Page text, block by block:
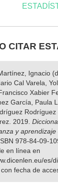
CITAR
Ignacio
Cal Varela,
Xabier
García, Paula
Rodríguez
2019.
y aprendizaje
978-84-09-
en línea en
es/
fecha de